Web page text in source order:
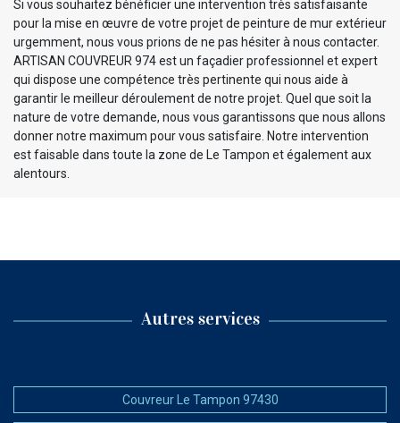
Si vous souhaitez bénéficier une intervention très satisfaisante
pour la mise en œuvre de votre projet de peinture de mur extérieur
urgemment, nous vous prions de ne pas hésiter à nous contacter.
ARTISAN COUVREUR 974 est un façadier professionnel et expert
qui dispose une compétence très pertinente qui nous aide à
garantir le meilleur déroulement de notre projet. Quel que soit la
nature de votre demande, nous vous garantissons que nous allons
donner notre maximum pour vous satisfaire. Notre intervention
est faisable dans toute la zone de Le Tampon et également aux
alentours.
Autres services
Couvreur Le Tampon 97430